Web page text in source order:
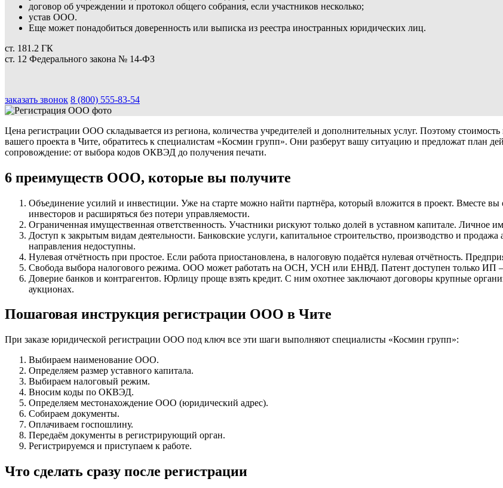
договор об учреждении и протокол общего собрания, если участников несколько;
устав ООО.
Еще может понадобиться доверенность или выписка из реестра иностранных юридических лиц.
ст. 181.2 ГК
ст. 12 Федерального закона № 14-ФЗ
заказать звонок 8 (800) 555-83-54
Цена регистрации ООО складывается из региона, количества учредителей и дополнительных услуг. Поэтому
вашего проекта в Чите, обратитесь к специалистам «Космин групп». Они разберут вашу ситуацию и предложат план
сопровождение: от выбора кодов ОКВЭД до получения печати.
6 преимуществ ООО, которые вы получите
Объединение усилий и инвестиции. Уже на старте можно найти партнёра, который вложится в проект. Вместе
инвесторов и расширяться без потери управляемости.
Ограниченная имущественная ответственность. Участники рискуют только долей в уставном капитале. Личное
Доступ к закрытым видам деятельности. Банковские услуги, капитальное строительство, производство и
направления недоступны.
Нулевая отчётность при простое. Если работа приостановлена, в налоговую подаётся нулевая отчётность.
Свобода выбора налогового режима. ООО может работать на ОСН, УСН или ЕНВД. Патент доступен только ИП —
Доверие банков и контрагентов. Юрлицу проще взять кредит. С ним охотнее заключают договоры крупные
аукционах.
Пошаговая инструкция регистрации ООО в Чите
При заказе юридической регистрации ООО под ключ все эти шаги выполняют специалисты «Космин групп»:
Выбираем наименование ООО.
Определяем размер уставного капитала.
Выбираем налоговый режим.
Вносим коды по ОКВЭД.
Определяем местонахождение ООО (юридический адрес).
Собираем документы.
Оплачиваем госпошлину.
Передаём документы в регистрирующий орган.
Регистрируемся и приступаем к работе.
Что сделать сразу после регистрации